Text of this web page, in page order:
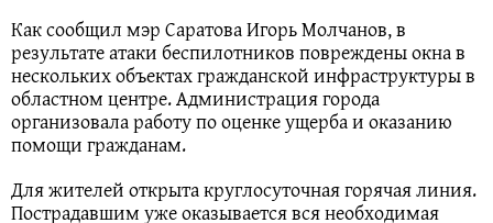
Как сообщил мэр Саратова Игорь Молчанов, в
результате атаки беспилотников повреждены окна в
нескольких объектах гражданской инфраструктуры в
областном центре. Администрация города
организовала работу по оценке ущерба и оказанию
помощи гражданам.
Для жителей открыта круглосуточная горячая линия.
Пострадавшим уже оказывается вся необходимая